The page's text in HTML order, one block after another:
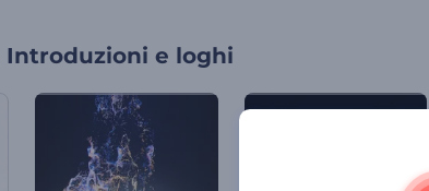
Introduzioni e loghi